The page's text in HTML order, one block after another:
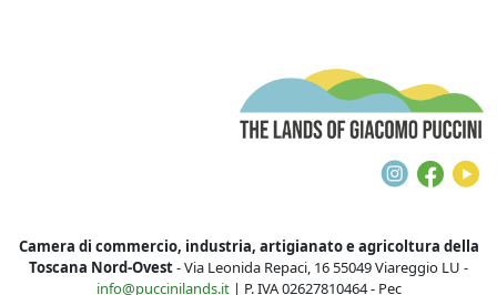
Camera di commercio, industria, artigianato e agricoltura della
Toscana Nord-Ovest- Via Leonida Repaci, 16 55049 Viareggio LU -
info@puccinilands.it| P. IVA 02627810464 - Pec